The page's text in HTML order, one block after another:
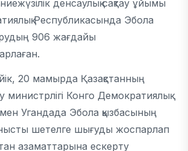
денсаулық сақтау ұйымы
Республикасында Эбола
906 жағдайы
20 мамырда Қазақстанның
министрлігі Конго Демократиялық
Угандада Эбола қызбасының
шетелге шығуды жоспарлап
азаматтарына ескерту